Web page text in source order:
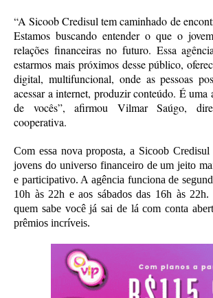
“A Sicoob Credisul tem caminhado de
Estamos buscando entender o que o
relações financeiras no futuro. Essa
estarmos mais próximos desse público,
digital, multifuncional, onde as pessoas
acessar a internet, produzir conteúdo. É uma
de vocês”, afirmou Vilmar Saúgo,
cooperativa.
Com essa nova proposta, a Sicoob
jovens do universo financeiro de um jeito
e participativo. A agência funciona de
10h às 22h e aos sábados das 16h às
quem sabe você já sai de lá com conta
prêmios incríveis.